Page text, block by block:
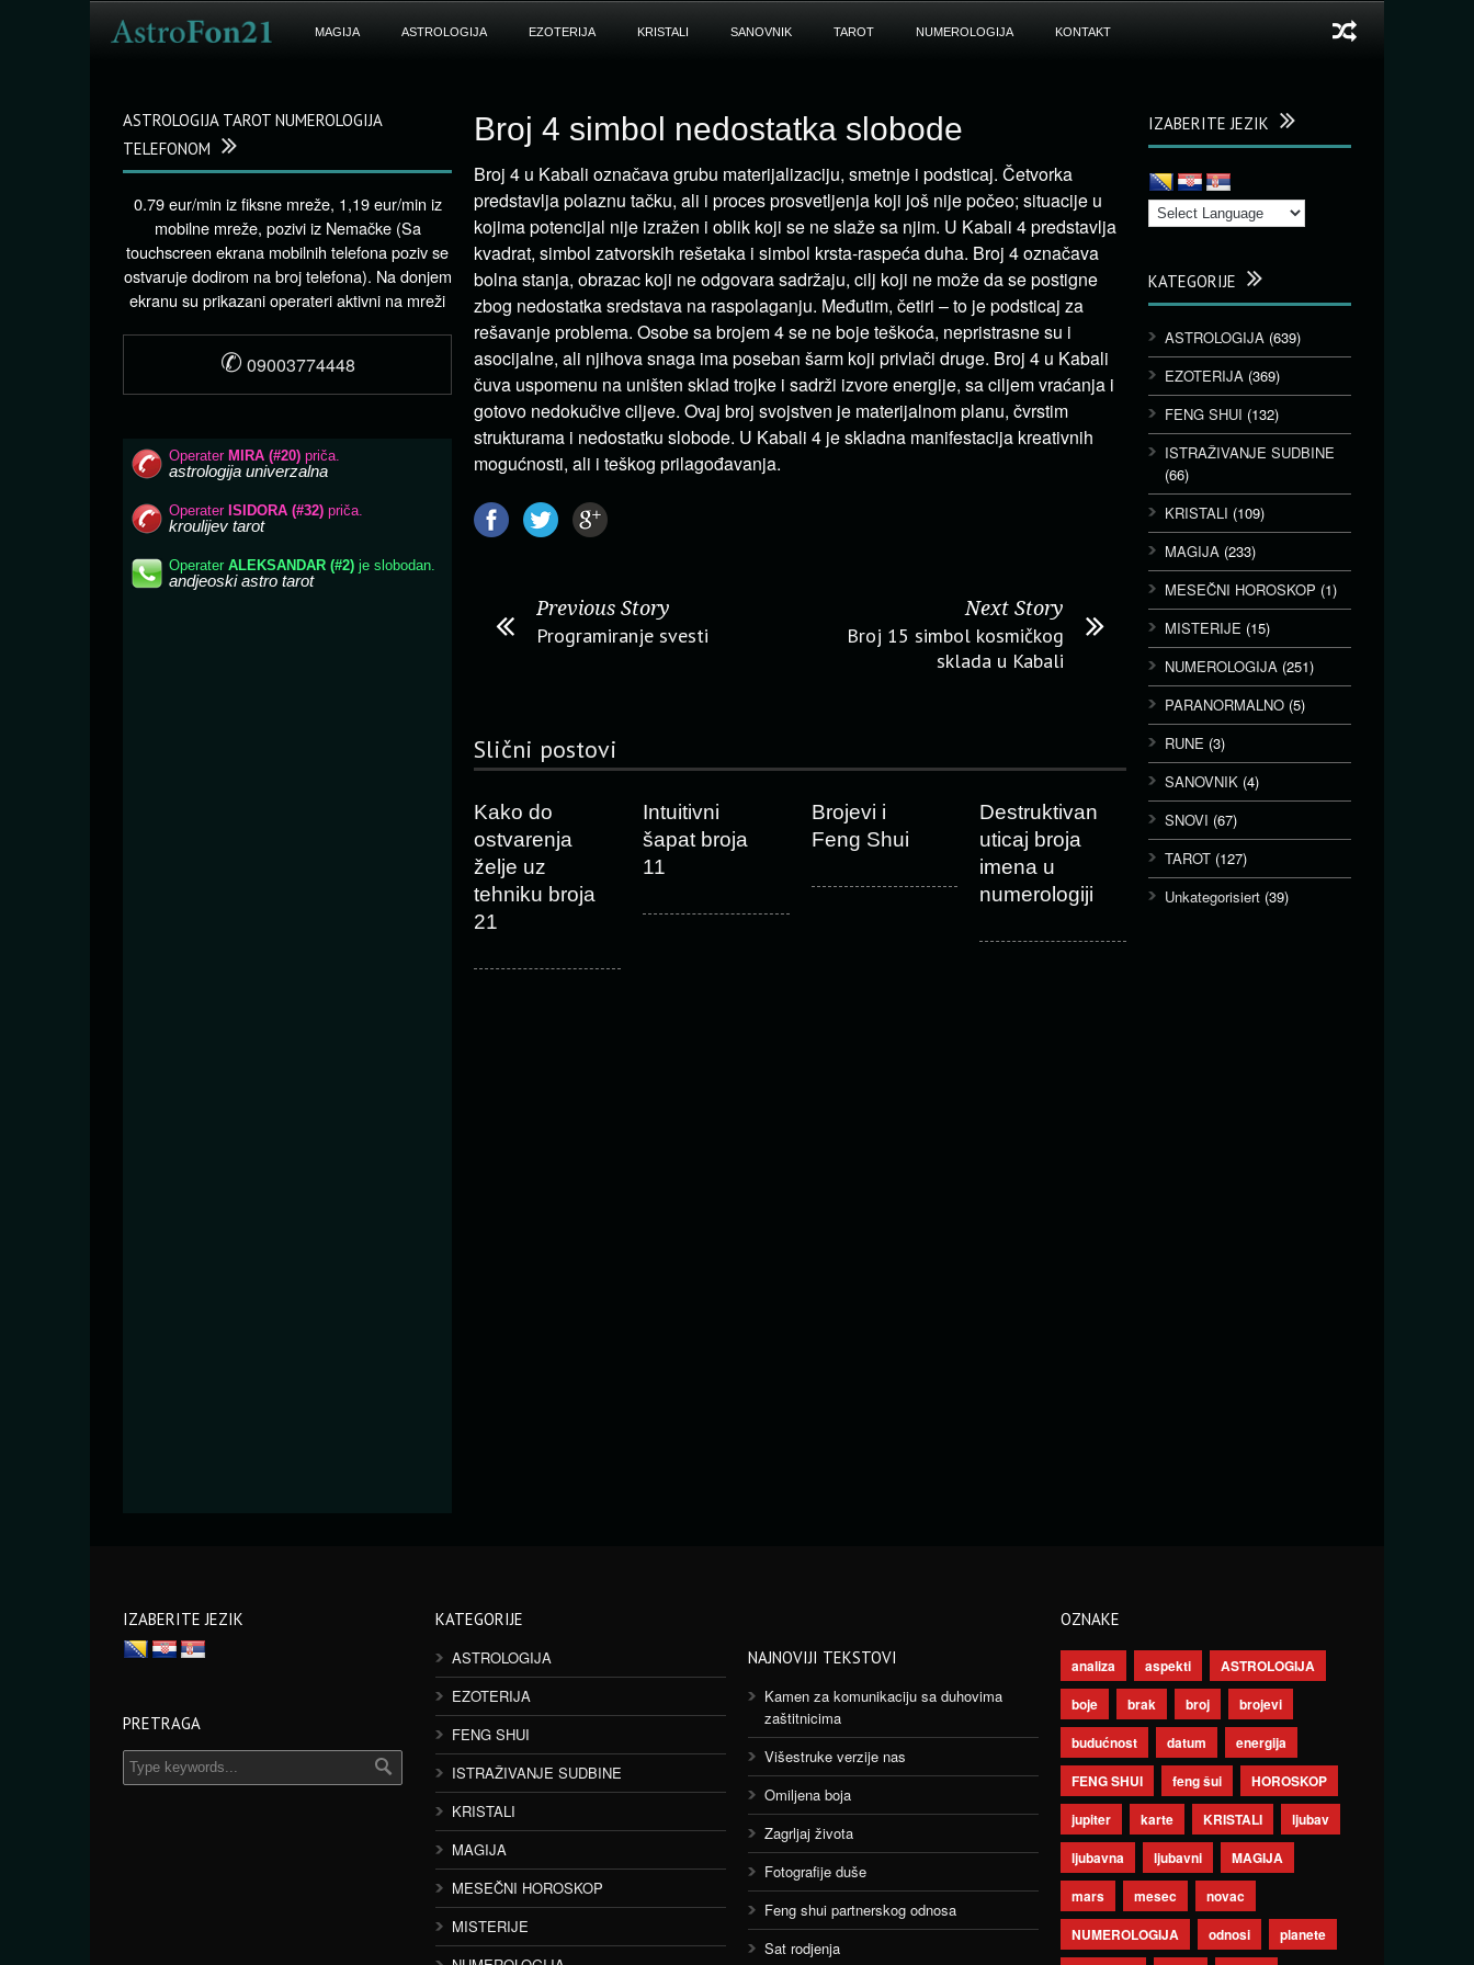
MAGIJA ASTROLOGIJA EZOTERIJA KRISTALI SANOVNIK TAROT NUMEROLOGIJA KONTAKT
Broj 4 simbol nedostatka slobode
Broj 4 u Kabali označava grubu materijalizaciju, smetnje i podsticaj. Četvorka
predstavlja polaznu tačku, ali i proces prosvetljenja koji još nije počeo; situacije u
kojima potencijal nije izražen i oblik koji se ne slaže sa njim. U Kabali 4 predstavlja
kvadrat, simbol zatvorskih rešetaka i simbol krsta-raspeća duha. Broj 4 označava
bolna stanja, obrazac koji ne odgovara sadržaju, cilj koji ne može da se postigne
zbog nedostatka sredstava na raspolaganju. Međutim, četiri – to je podsticaj za
rešavanje problema. Osobe sa brojem 4 se ne boje teškoća, nepristrasne su i
asocijalne, ali njihova snaga ima poseban šarm koji privlači druge. Broj 4 u Kabali
čuva uspomenu na uništen sklad trojke i sadrži izvore energije, sa ciljem vraćanja i
gotovo nedokučive ciljeve. Ovaj broj svojstven je materijalnom planu, čvrstim
strukturama i nedostatku slobode. U Kabali 4 je skladna manifestacija kreativnih
mogućnosti, ali i teškog prilagođavanja.
Previous Story
Programiranje svesti
Next Story
Broj 15 simbol kosmičkog
sklada u Kabali
Slični postovi
Kako do
ostvarenja
želje uz
tehniku broja
21
Intuitivni
šapat broja
11
Brojevi i
Feng Shui
Destruktivan
uticaj broja
imena u
numerologiji
IZABERITE JEZIK
KATEGORIJE
ASTROLOGIJA (639)
EZOTERIJA (369)
FENG SHUI (132)
ISTRAŽIVANJE SUDBINE
(66)
KRISTALI (109)
MAGIJA (233)
MESEČNI HOROSKOP (1)
MISTERIJE (15)
NUMEROLOGIJA (251)
PARANORMALNO (5)
RUNE (3)
SANOVNIK (4)
SNOVI (67)
TAROT (127)
Unkategorisiert (39)
ASTROLOGIJA TAROT NUMEROLOGIJA
TELEFONOM
0.79 eur/min iz fiksne mreže, 1,19 eur/min iz
mobilne mreže, pozivi iz Nemačke (Sa
touchscreen ekrana mobilnih telefona poziv se
ostvaruje dodirom na broj telefona). Na donjem
ekranu su prikazani operateri aktivni na mreži
✆ 09003774448
IZABERITE JEZIK
PRETRAGA
KATEGORIJE
ASTROLOGIJA
EZOTERIJA
FENG SHUI
ISTRAŽIVANJE SUDBINE
KRISTALI
MAGIJA
MESEČNI HOROSKOP
MISTERIJE
NAJNOVIJI TEKSTOVI
Kamen za komunikaciju sa duhovima
zaštitnicima
Višestruke verzije nas
Omiljena boja
Zagrljaj života
Fotografije duše
Feng shui partnerskog odnosa
Sat rodjenja
OZNAKE
analiza aspekti
ASTROLOGIJA
boje
brak broj
brojevi
budućnost
datum
energija
FENG SHUI
feng šui
HOROSKOP
jupiter
karte KRISTALI
ljubav
ljubavna
ljubavni
MAGIJA
mars
mesec
novac
NUMEROLOGIJA
odnosi
planete